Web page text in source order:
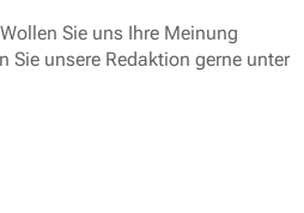
Sie uns Ihre Meinung
Sie unsere Redaktion gerne unter